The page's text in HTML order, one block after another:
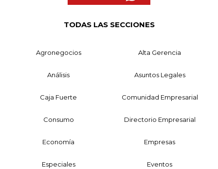
TODAS LAS SECCIONES
Agronegocios Alta Gerencia
Análisis Asuntos Legales
Caja Fuerte Comunidad Empresarial
Consumo Directorio Empresarial
Economía Empresas
Especiales Eventos